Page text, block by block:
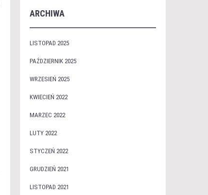
ARCHIWA
LISTOPAD 2025
PAŹDZIERNIK 2025
WRZESIEŃ 2025
KWIECIEŃ 2022
MARZEC 2022
LUTY 2022
STYCZEŃ 2022
GRUDZIEŃ 2021
LISTOPAD 2021